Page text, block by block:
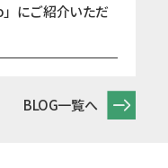
にご紹介いただ
BLOG一覧へ